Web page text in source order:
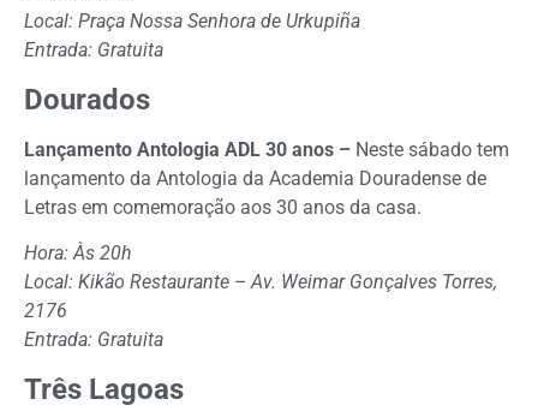
Local: Praça Nossa Senhora de Urkupiña
Entrada: Gratuita
Dourados
Lançamento Antologia ADL 30 anos – Neste sábado tem
lançamento da Antologia da Academia Douradense de
Letras em comemoração aos 30 anos da casa.
Hora: Às 20h
Local: Kikão Restaurante – Av. Weimar Gonçalves Torres,
2176
Entrada: Gratuita
Três Lagoas